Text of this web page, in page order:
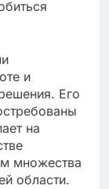
и
Его
на
множества
области.